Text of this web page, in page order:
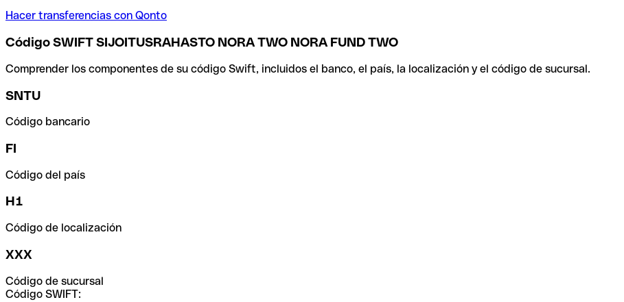
Hacer transferencias con Qonto
Código SWIFT SIJOITUSRAHASTO NORA TWO NORA FUND TWO
Comprender los componentes de su código Swift, incluidos el banco, el país, la localización y el código de sucursal.
SNTU
Código bancario
FI
Código del país
H1
Código de localización
XXX
Código de sucursal
Código SWIFT: